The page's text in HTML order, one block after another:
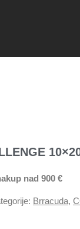
nad 900 €
Brracuda,